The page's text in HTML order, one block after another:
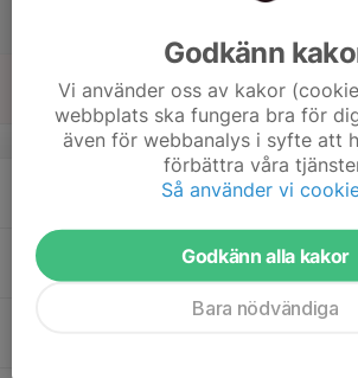
v.21
20
Godkänn
Vi använder oss av kakor
webbplats ska fungera bra för
även för webbanalys i syfte att
förbättra våra
Så använder vi
Godkänn alla kakor
Bara nödvändiga